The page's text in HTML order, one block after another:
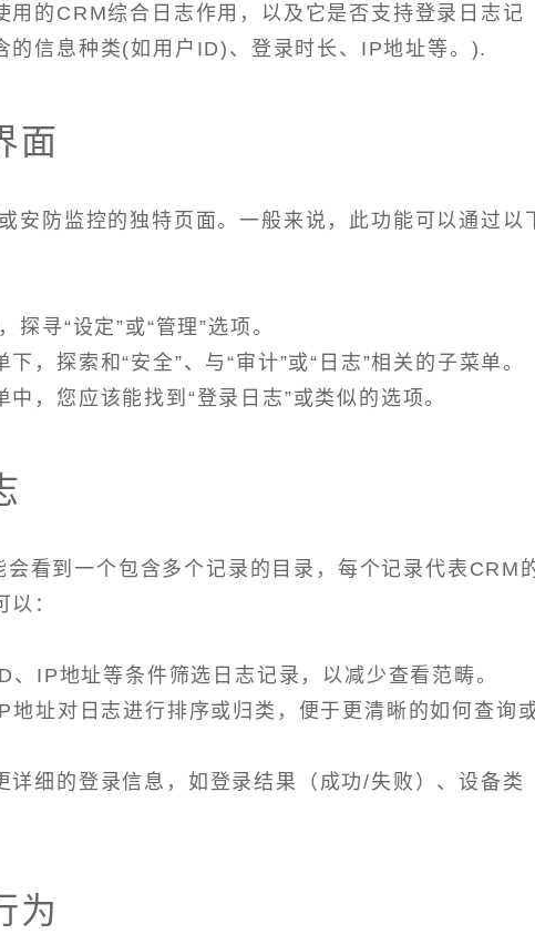
用的CRM综合日志作用，以及它是否支持登录日志记
的信息种类(如用户ID)、登录时长、IP地址等。).
面
安防监控的独特页面。一般来说，此功能可以通过以
寻“设定”或“管理”选项。
，探索和“安全”、与“审计”或“日志”相关的子菜单。
，您应该能找到“登录日志”或类似的选项。
看到一个包含多个记录的目录，每个记录代表CRM
：
IP地址等条件筛选日志记录，以减少查看范畴。
地址对日志进行排序或归类，便于更清晰的如何查询
详细的登录信息，如登录结果（成功/失败）、设备类
为